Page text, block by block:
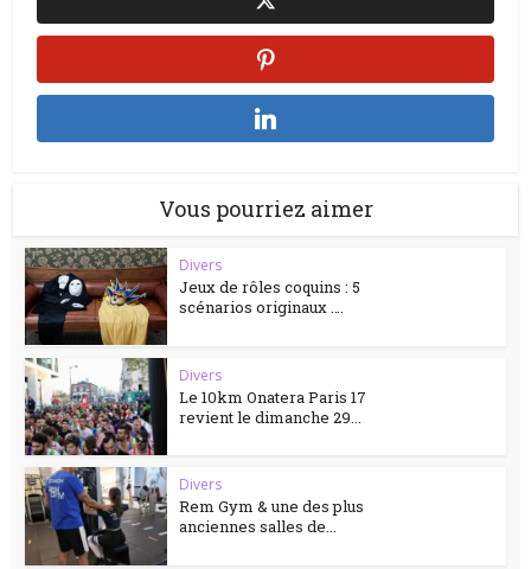
Vous pourriez aimer
Divers
Jeux de rôles coquins : 5
scénarios originaux ….
Divers
Le 10km Onatera Paris 17
revient le dimanche 29...
Divers
Rem Gym & une des plus
anciennes salles de...